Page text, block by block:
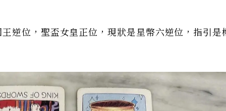
逆位，聖盃女皇正位，現狀是星幣六逆位，指引是